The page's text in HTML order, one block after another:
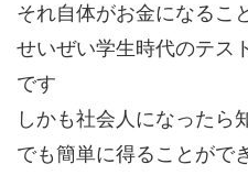
それ自体がお金になるこ
せいぜい学生時代のテス
です
しかも社会人になったら
でも簡単に得ることがで